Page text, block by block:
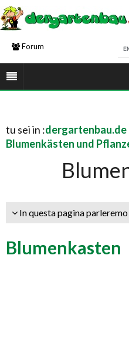
Forum
tu sei in :dergartenbau.de
Blumenkästen und
In questa pagina parleremo
Blumenkasten